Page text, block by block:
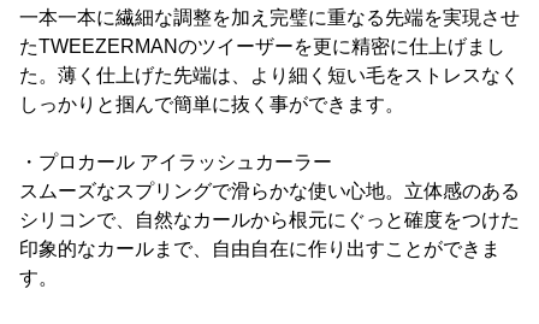
一本一本に繊細な調整を加え完璧に重なる先端を実現させ
たTWEEZERMANのツイーザーを更に精密に仕上げまし
た。薄く仕上げた先端は、より細く短い毛をストレスなく
しっかりと掴んで簡単に抜く事ができます。
・プロカール アイラッシュカーラー
スムーズなスプリングで滑らかな使い心地。立体感のある
シリコンで、自然なカールから根元にぐっと確度をつけた
印象的なカールまで、自由自在に作り出すことができま
す。